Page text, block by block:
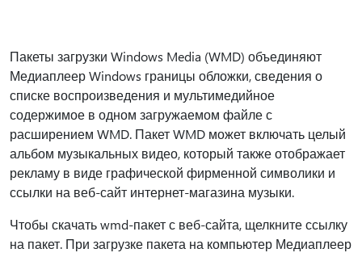
Пакеты загрузки Windows Media (WMD) объединяют
Медиаплеер Windows границы обложки, сведения о
списке воспроизведения и мультимедийное
содержимое в одном загружаемом файле с
расширением WMD. Пакет WMD может включать целый
альбом музыкальных видео, который также отображает
рекламу в виде графической фирменной символики и
ссылки на веб-сайт интернет-магазина музыки.
Чтобы скачать wmd-пакет с веб-сайта, щелкните ссылку
на пакет. При загрузке пакета на компьютер Медиаплеер